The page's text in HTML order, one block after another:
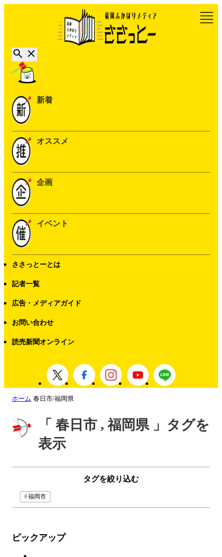
新着
オススメ
企画
イベント
ささっとーとは
記者一覧
広告・メディアガイド
お問い合わせ
読売新聞オンライン
ホーム 春日市/福岡県
「 春日市 , 福岡県 」タグを
表示
タグを絞り込む
福岡市
ピックアップ